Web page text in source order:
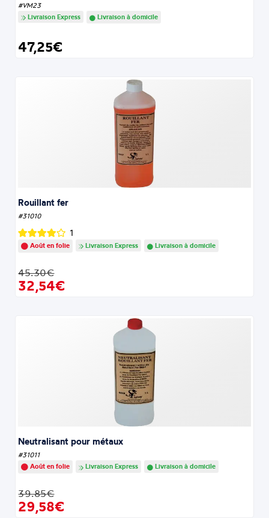
#VM23
Livraison Express
Livraison à domicile
47,25€
Rouillant fer
#31010
1
Août en folie Livraison Express Livraison à domicile
45.30€
32,54€
Neutralisant pour métaux
#31011
Août en folie
Livraison Express Livraison à domicile
39.85€
29,58€